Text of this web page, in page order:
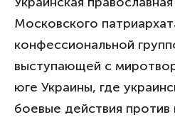
Московского
конфессиональной
выступающей с
юге Украины, где
боевые действия против